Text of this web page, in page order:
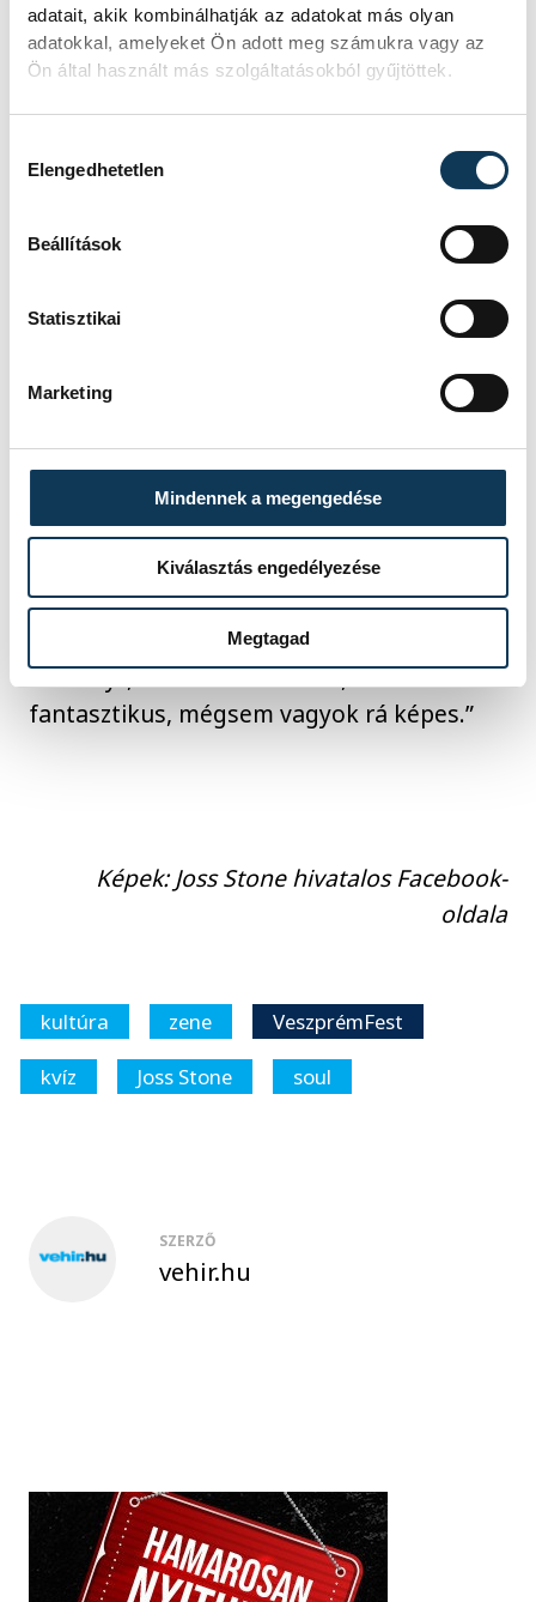
adatait, akik kombinálhatják az adatokat más olyan
adatokkal, amelyeket Ön adott meg számukra vagy az
Ön által használt más szolgáltatásokból gyűjtöttek.
Elengedhetetlen
Beállítások
Statisztikai
Marketing
Mindennek a megengedése
Kiválasztás engedélyezése
Megtagad
Ha pedig egy dzsinntől hármat kívánhatna,
ő beérné eggyel is, miszerint legyen hét
egészséges gyermeke, akik közül legalább
csak egyet természetesen szülhetne meg,
hiszen egészségügyi okokból erre nincs
lehetősége.
„Azt hiszem, ez a legkülönlegesebb dolog,
amire egy nő képes. Megteremteni egy
személyt, és életet adni neki, ez
fantasztikus, mégsem vagyok rá képes.”
Képek: Joss Stone hivatalos Facebook-
oldala
kultúra zene
VeszprémFest
kvíz
Joss Stone soul
SZERZŐ
vehir.hu